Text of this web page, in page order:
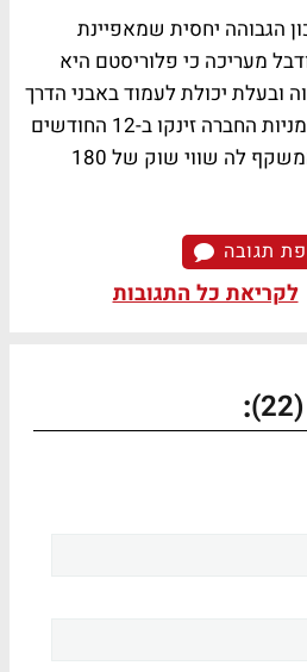
הגבוהה יחסית שמאפיינת
מעריכה כי פלוריסטם היא
ובעלת יכולת לעמוד באבני הדרך
שהציבה לעצמה. נציין כי מניות החברה זינקו ב-12 החודשים
האחרונים ב-44%, מחיר המשקף לה שווי שוק של 180
תגובה
לקריאת כל התגובות
(22)
: